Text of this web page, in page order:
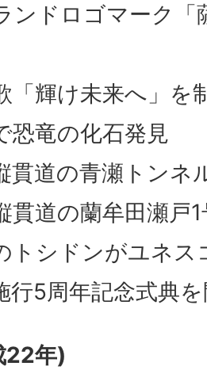
ンドロゴマーク「
「輝け未来へ」を
の化石発見
貫道の青瀬トンネ
貫道の蘭牟田瀬戸
ドンがユネスコ
行5周年記念式典
22年)